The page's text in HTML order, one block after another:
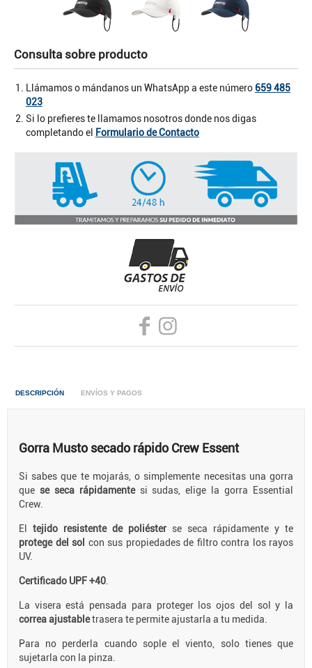
Consulta sobre producto
Llámamos o mándanos un WhatsApp a este número 659 485
023
Si lo prefieres te llamamos nosotros donde nos digas
completando el
Formulario de Contacto
DESCRIPCIÓN ENVÍOS Y PAGOS
Gorra Musto secado rápido Crew Essent
Si sabes que te mojarás, o simplemente necesitas una gorra
que se seca rápidamentesi sudas, elige la gorra Essential
Crew.
El tejido resistente de poliésterse seca rápidamente y te
protege del sol con sus propiedades de filtro contra los rayos
UV.
Certificado UPF +40.
La visera está pensada para proteger los ojos del sol y la
correa ajustabletrasera te permite ajustarla a tu medida.
Para no perderla cuando sople el viento, solo tienes que
sujetarla con la pinza.